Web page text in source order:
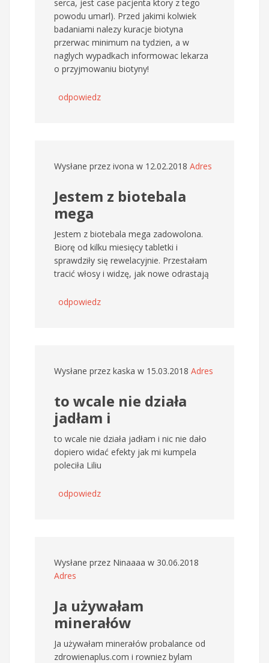
serca, jest case pacjenta ktory z tego
powodu umarl). Przed jakimi kolwiek
badaniami nalezy kuracje biotyna
przerwac minimum na tydzien, a w
naglych wypadkach informowac lekarza
o przyjmowaniu biotyny!
odpowiedz
Wysłane przez ivona w 12.02.2018 Adres
Jestem z biotebala
mega
Jestem z biotebala mega zadowolona.
Biorę od kilku miesięcy tabletki i
sprawdziły się rewelacyjnie. Przestałam
tracić włosy i widzę, jak nowe odrastają
odpowiedz
Wysłane przez kaska w 15.03.2018 Adres
to wcale nie działa
jadłam i
to wcale nie działa jadłam i nic nie dało
dopiero widać efekty jak mi kumpela
poleciła Liliu
odpowiedz
Wysłane przez Ninaaaa w 30.06.2018
Adres
Ja używałam
minerałów
Ja używałam minerałów probalance od
zdrowienaplus.com i rowniez bylam